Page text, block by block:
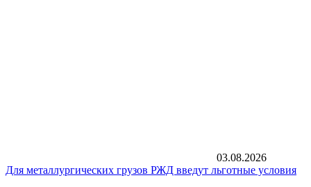
03.08.2026
Для металлургических грузов РЖД введут льготные условия